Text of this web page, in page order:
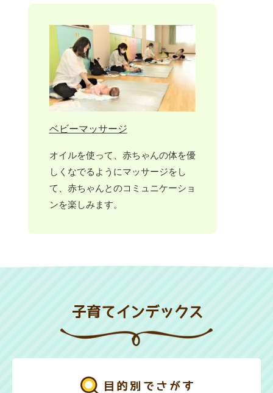
ベビーマッサージ
オイルを使って、赤ちゃんの体を優
しくなでるようにマッサージをし
て、赤ちゃんとのコミュニケーショ
ンを楽しみます。